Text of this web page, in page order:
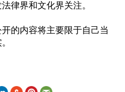
律界和文化界关注。
的内容将主要限于自己当